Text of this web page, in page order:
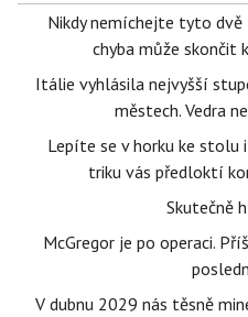
Nikdy nemíchejte tyto
chyba může skončit
Itálie vyhlásila nejvyšší
městech. Vedra
Lepíte se v horku ke stolu
triku vás předloktí
Skutečně
McGregor je po operaci.
V dubnu 2029 nás těsně